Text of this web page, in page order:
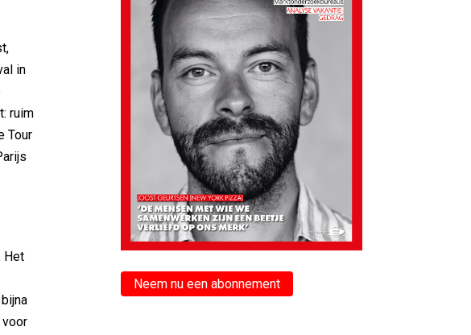
in
ruim
Tour
Het
voor
Neem nu een abonnement